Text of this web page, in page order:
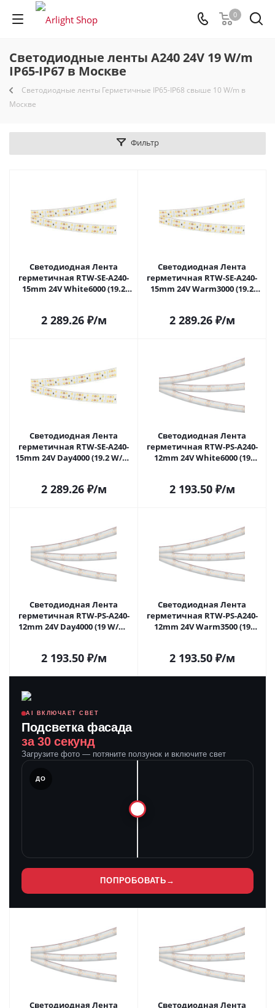
0
Светодиодные ленты A240 24V 19 W/m
IP65-IP67 в Москве
Светодиодные ленты Герметичные IP65-IP68 свыше 10 W/m в
Москве
Фильтр
Светодиодная Лента
герметичная RTW-SE-A240-
15mm 24V White6000 (19.2
2 289.26₽/м
Светодиодная Лента
герметичная RTW-SE-A240-
15mm 24V Warm3000 (19.2
2 289.26₽/м
Светодиодная Лента
герметичная RTW-SE-A240-
15mm 24V Day4000 (19.2 W/m,
2 289.26₽/м
Светодиодная Лента
герметичная RTW-PS-A240-
12mm 24V White6000 (19
2 193.50₽/м
Светодиодная Лента
герметичная RTW-PS-A240-
12mm 24V Day4000 (19 W/m,
2 193.50₽/м
Светодиодная Лента
герметичная RTW-PS-A240-
12mm 24V Warm3500 (19
2 193.50₽/м
AI ВКЛЮЧАЕТ СВЕТ
Подсветка фасада
за 30 секунд
Загрузите фото — потяните ползунок и включите свет
ДО
ПОПРОБОВАТЬ →
Светодиодная Лента
Светодиодная Лента